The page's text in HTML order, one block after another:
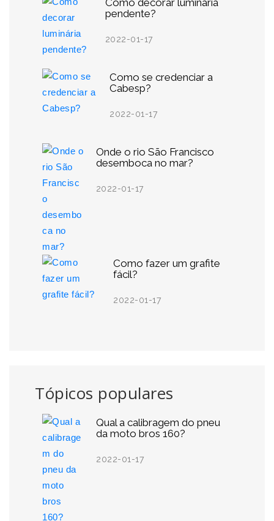
Como decorar luminária
pendente?
2022-01-17
Como se credenciar a
Cabesp?
2022-01-17
Onde o rio São Francisco
desemboca no mar?
2022-01-17
Como fazer um grafite
fácil?
2022-01-17
Tópicos populares
Qual a calibragem do pneu
da moto bros 160?
2022-01-17